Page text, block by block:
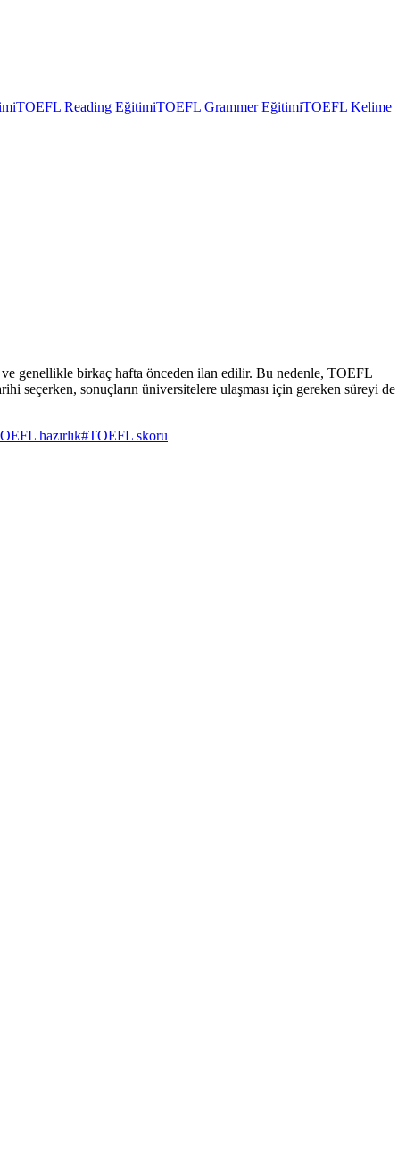
TOEFL Reading EğitimiTOEFL Grammer EğitimiTOEFL Kelime
genellikle birkaç hafta önceden ilan edilir. Bu nedenle, TOEFL
seçerken, sonuçların üniversitelere ulaşması için gereken süreyi de
hazırlık#TOEFL skoru